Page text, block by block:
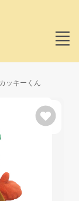
カッキーくん